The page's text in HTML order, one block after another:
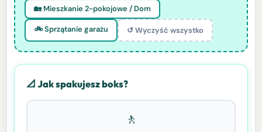
🏡 Mieszkanie 2-pokojowe / Dom
🚲 Sprzątanie garażu ↺ Wyczyść wszystko
📐 Jak spakujesz boks?
🚶